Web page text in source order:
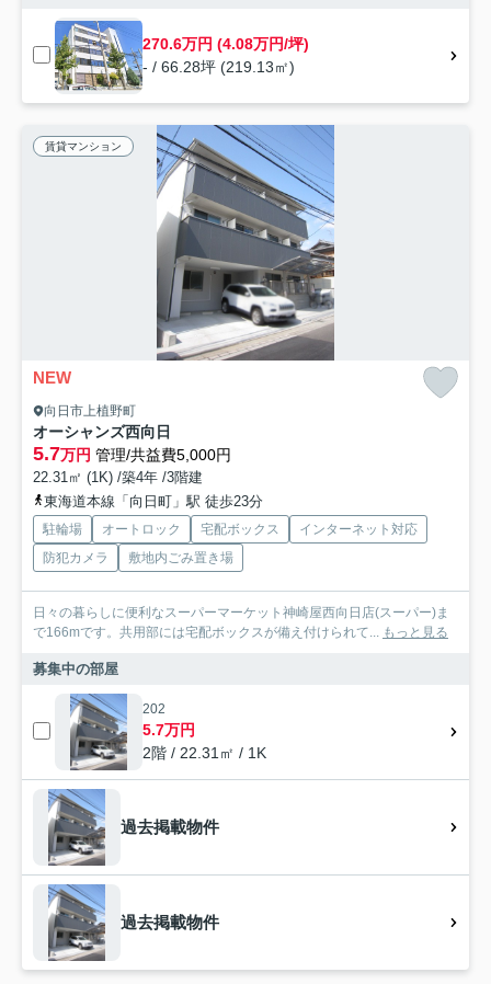
270.6万円 (4.08万円/坪)
- / 66.28坪 (219.13㎡)
賃貸マンション
NEW
向日市上植野町
オーシャンズ西向日
5.7万円 管理/共益費5,000円
22.31㎡ (1K) /築4年 /3階建
東海道本線「向日町」駅 徒歩23分
駐輪場 オートロック 宅配ボックス
インターネット対応
防犯カメラ
敷地内ごみ置き場
日々の暮らしに便利なスーパーマーケット神崎屋西向日店(スーパー)ま
で166mです。共用部には宅配ボックスが備え付けられて... もっと見る
募集中の部屋
202
5.7万円
2階 / 22.31㎡ / 1K
過去掲載物件
過去掲載物件